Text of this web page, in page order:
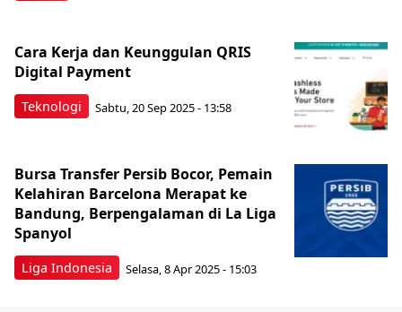
Teknologi
Cara Kerja dan Keunggulan QRIS
Digital Payment
Sabtu, 20 Sep 2025 - 13:58
Liga Indonesia
Bursa Transfer Persib Bocor, Pemain
Kelahiran Barcelona Merapat ke
Bandung, Berpengalaman di La Liga
Spanyol
Selasa, 8 Apr 2025 - 15:03